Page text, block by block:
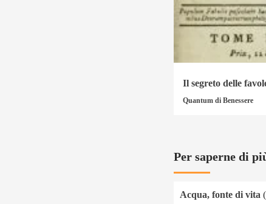
Il segreto delle
Quantum di Benessere
Per saperne di
Acqua, fonte di vita